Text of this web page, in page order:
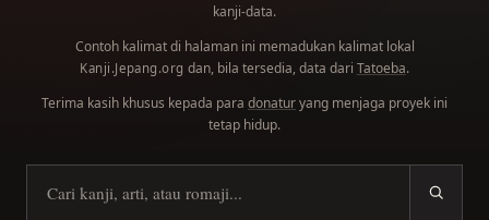
kanji-data.
Contoh kalimat di halaman ini memadukan kalimat lokal
Kanji.Jepang.org dan, bila tersedia, data dari Tatoeba.
Terima kasih khusus kepada para donaturyang menjaga proyek ini
tetap hidup.
Cari kanji